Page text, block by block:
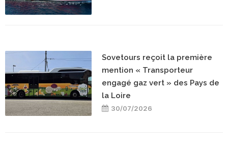
Sovetours reçoit la première
mention « Transporteur
engagé gaz vert » des Pays de
la Loire
30/07/2026